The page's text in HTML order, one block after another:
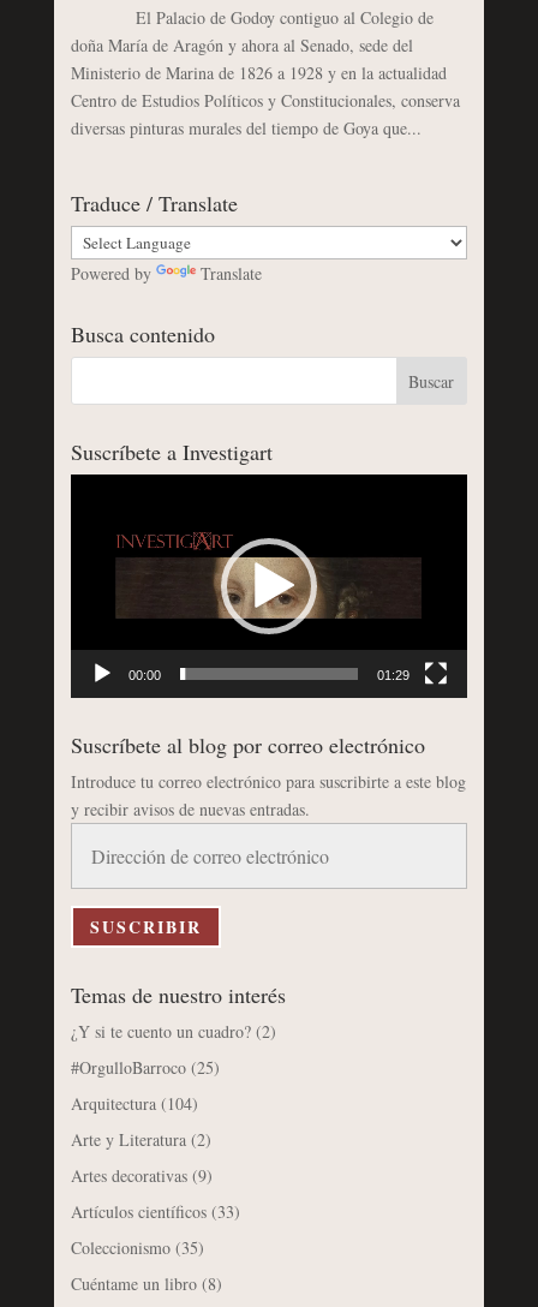
El Palacio de Godoy contiguo al Colegio de
doña María de Aragón y ahora al Senado, sede del
Ministerio de Marina de 1826 a 1928 y en la actualidad
Centro de Estudios Políticos y Constitucionales, conserva
diversas pinturas murales del tiempo de Goya que...
Traduce / Translate
Powered by Translate
Busca contenido
Suscríbete a Investigart
00:00 01:29
Suscríbete al blog por correo electrónico
Introduce tu correo electrónico para suscribirte a este blog
y recibir avisos de nuevas entradas.
correo
electrónico
SUSCRIBIR
Temas de nuestro interés
¿Y si te cuento un cuadro?(2)
#OrgulloBarroco(25)
Arquitectura(104)
Arte y Literatura(2)
Artes decorativas(9)
Artículos científicos(33)
Coleccionismo(35)
Cuéntame un libro(8)